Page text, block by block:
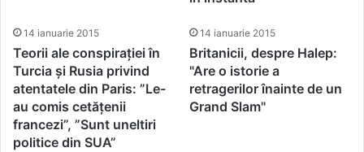
14 ianuarie 2015
Teorii ale conspirației în
Turcia și Rusia privind
atentatele din Paris: ”Le-
au comis cetățenii
francezi”, ”Sunt uneltiri
politice din SUA”
14 ianuarie 2015
Britanicii, despre Halep:
"Are o istorie a
retragerilor înainte de un
Grand Slam"